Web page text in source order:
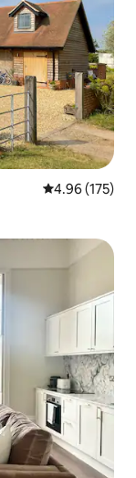
औसत रेटिंग 5 में से
4.96 (175)